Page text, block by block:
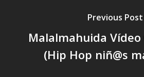
Previous Post
Malalmahuida
(Hip Hop niñ@s